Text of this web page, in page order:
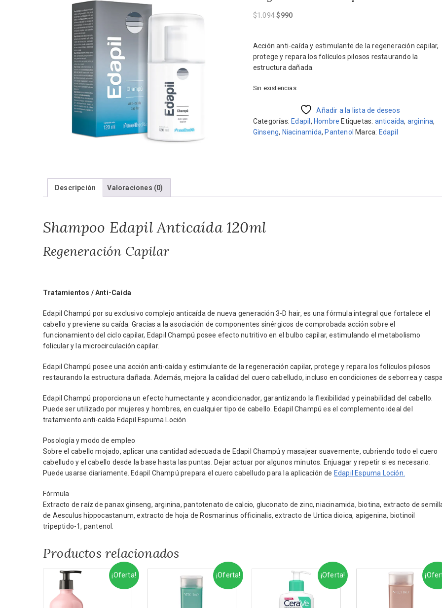
$1.094El
era:
$1.094.
$990El
es:
$990.
Acción anti-caída y estimulante de la regeneración capilar,
protege y repara los folículos pilosos restaurando la
estructura dañada.
Sin existencias
Añadir a la lista de deseos
Categorías: Edapil , Hombre Etiquetas: anticaída, arginina,
Ginseng, Niacinamida, Pantenol Marca: Edapil
Descripción Valoraciones (0)
Shampoo Edapil Anticaída 120ml
Regeneración Capilar
Tratamientos / Anti-Caída
Edapil Champú por su exclusivo complejo anticaída de nueva generación 3-D hair, es una fórmula integral que fortalece el
cabello y previene su caída. Gracias a la asociación de componentes sinérgicos de comprobada acción sobre el
funcionamiento del ciclo capilar, Edapil Champú posee efecto nutritivo en el bulbo capilar, estimulando el metabolismo
folicular y la microcirculación capilar.
Edapil Champú posee una acción anti-caída y estimulante de la regeneración capilar, protege y repara los folículos pilosos
restaurando la estructura dañada. Además, mejora la calidad del cuero cabelludo, incluso en condiciones de seborrea y caspa.
Edapil Champú proporciona un efecto humectante y acondicionador, garantizando la flexibilidad y peinabilidad del cabello.
Puede ser utilizado por mujeres y hombres, en cualquier tipo de cabello. Edapil Champú es el complemento ideal del
tratamiento anti-caída Edapil Espuma Loción.
Posología y modo de empleo
Sobre el cabello mojado, aplicar una cantidad adecuada de Edapil Champú y masajear suavemente, cubriendo todo el cuero
cabelludo y el cabello desde la base hasta las puntas. Dejar actuar por algunos minutos. Enjuagar y repetir si es necesario.
Puede usarse diariamente. Edapil Champú prepara el cuero cabelludo para la aplicación de Edapil Espuma Loción.
Fórmula
Extracto de raíz de panax ginseng, arginina, pantotenato de calcio, gluconato de zinc, niacinamida, biotina, extracto de
de Aesculus hippocastanum, extracto de hoja de Rosmarinus officinalis, extracto de Urtica dioica, apigenina, biotinoil
tripeptido-1, pantenol.
Productos relacionados
¡Oferta! ¡Oferta! ¡Oferta!